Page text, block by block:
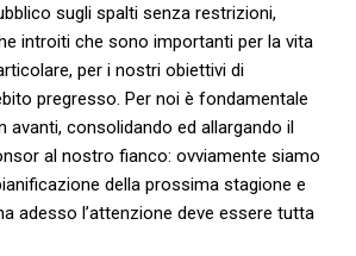
sugli spalti senza restrizioni,
introiti che sono importanti per la vita
per i nostri obiettivi di
pregresso. Per noi è fondamentale
avanti, consolidando ed allargando il
al nostro fianco: ovviamente siamo
della prossima stagione e
adesso l’attenzione deve essere tutta